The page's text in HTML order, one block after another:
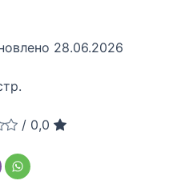
28.06.2026
/ 0,0